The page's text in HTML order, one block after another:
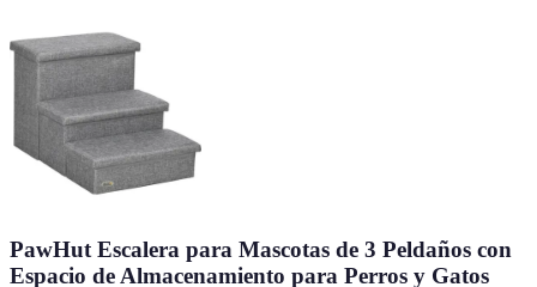
PawHut Escalera para Mascotas de 3 Peldaños con
Espacio de Almacenamiento para Perros y Gatos